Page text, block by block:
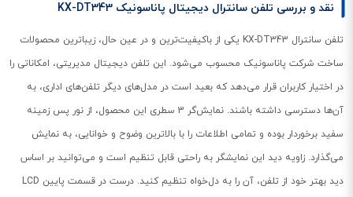
نقد و بررسی تلفن سانترال دیجیتال پاناسونیک KX-DT343
تلفن سانترال KX-DT343 یکی از باکیفیت‌ترین و در عین حال، زیباترین محصولات
ساخت شرکت پاناسونیک محسوب می‌شود. این تلفن دیجیتال مدیریتی، امکاناتی را
در اختیار کاربران قرار می‌دهد که بعید است در مدل‌های دیگر تلفن‌های اداری، به
آن‌ها دسترسی داشته باشند. نمایش‌گر 3 سطری این محصول، از نور پس زمینه
سفید برخوردار بوده و تمامی اطلاعات را با بالاترین وضوح و خوانایی، به نمایش
می‌گذارد. زاویه دید این نمایش‍گر به راحتی قابل تنظیم است و می‌توانید بر اساس
دید بهتر خود از تلفن، آن را به دل‌خواه تنظیم کنید. درست در قسمت پایین LCD